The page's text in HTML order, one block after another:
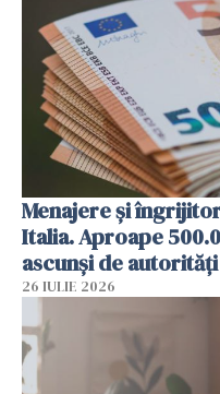
Menajere și
Italia. Aproape
ascunși de autorități
26 IULIE 2026